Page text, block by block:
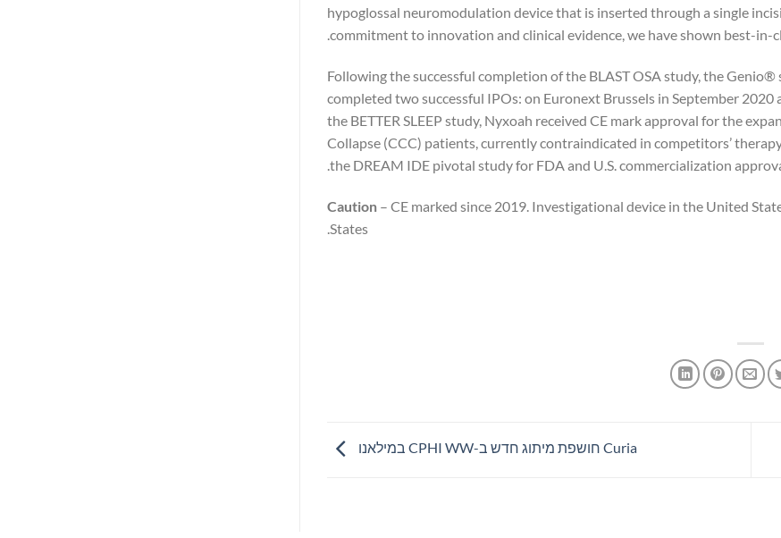
hypoglossal neuromodulation device that is inserted through a single
commitment to innovation and clinical evidence, we have shown best-in-
Following the successful completion of the BLAST OSA study, the
completed two successful IPOs: on Euronext Brussels in September
the BETTER SLEEP study, Nyxoah received CE mark approval for the
Collapse (CCC) patients, currently contraindicated in competitors’
the DREAM IDE pivotal study for FDA and U.S. commercialization
Caution – CE marked since 2019. Investigational device in the United
States.
Curia חושפת מיתוג חדש ב-CPHI WW במילאנו